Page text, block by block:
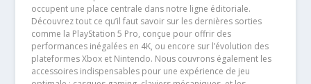
occupent une place centrale dans notre ligne éditoriale.
Découvrez tout ce qu’il faut savoir sur les dernières sorties
comme la PlayStation 5 Pro, conçue pour offrir des
performances inégalées en 4K, ou encore sur l’évolution des
plateformes Xbox et Nintendo. Nous couvrons également les
accessoires indispensables pour une expérience de jeu